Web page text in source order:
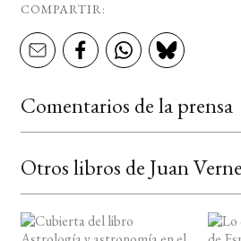
COMPARTIR:
Comentarios de la prensa
Otros libros de Juan